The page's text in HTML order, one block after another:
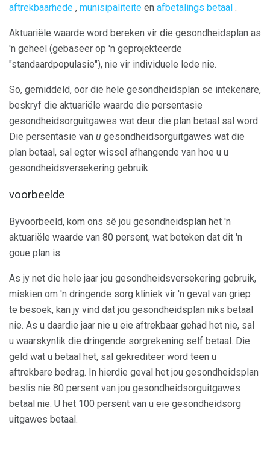
aftrekbaarhede , munisipaliteite en afbetalings betaal .
Aktuariële waarde word bereken vir die gesondheidsplan as
'n geheel (gebaseer op 'n geprojekteerde
"standaardpopulasie"), nie vir individuele lede nie.
So, gemiddeld, oor die hele gesondheidsplan se intekenare,
beskryf die aktuariële waarde die persentasie
gesondheidsorguitgawes wat deur die plan betaal sal word.
Die persentasie van u gesondheidsorguitgawes wat die
plan betaal, sal egter wissel afhangende van hoe u u
gesondheidsversekering gebruik.
voorbeelde
Byvoorbeeld, kom ons sê jou gesondheidsplan het 'n
aktuariële waarde van 80 persent, wat beteken dat dit 'n
goue plan is.
As jy net die hele jaar jou gesondheidsversekering gebruik,
miskien om 'n dringende sorg kliniek vir 'n geval van griep
te besoek, kan jy vind dat jou gesondheidsplan niks betaal
nie. As u daardie jaar nie u eie aftrekbaar gehad het nie, sal
u waarskynlik die dringende sorgrekening self betaal. Die
geld wat u betaal het, sal gekrediteer word teen u
aftrekbare bedrag. In hierdie geval het jou gesondheidsplan
beslis nie 80 persent van jou gesondheidsorguitgawes
betaal nie. U het 100 persent van u eie gesondheidsorg
uitgawes betaal.